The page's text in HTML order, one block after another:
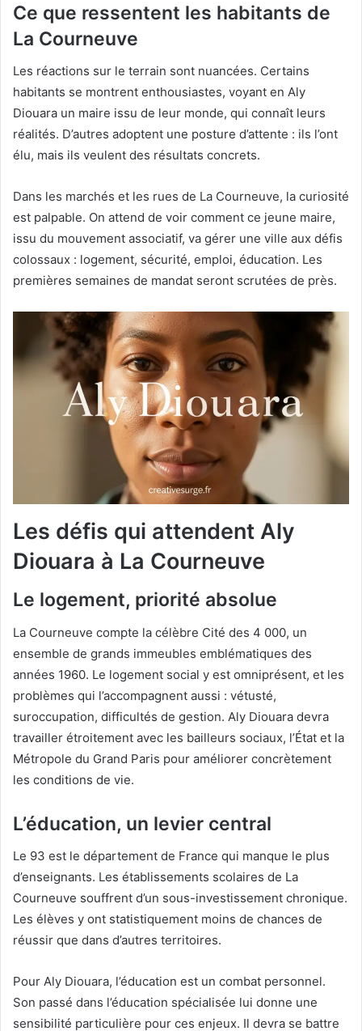
Ce que ressentent les habitants de
La Courneuve
Les réactions sur le terrain sont nuancées. Certains
habitants se montrent enthousiastes, voyant en Aly
Diouara un maire issu de leur monde, qui connaît leurs
réalités. D’autres adoptent une posture d’attente : ils l’ont
élu, mais ils veulent des résultats concrets.
Dans les marchés et les rues de La Courneuve, la curiosité
est palpable. On attend de voir comment ce jeune maire,
issu du mouvement associatif, va gérer une ville aux défis
colossaux : logement, sécurité, emploi, éducation. Les
premières semaines de mandat seront scrutées de près.
Les défis qui attendent Aly
Diouara à La Courneuve
Le logement, priorité absolue
La Courneuve compte la célèbre Cité des 4 000, un
ensemble de grands immeubles emblématiques des
années 1960. Le logement social y est omniprésent, et les
problèmes qui l’accompagnent aussi : vétusté,
suroccupation, difficultés de gestion. Aly Diouara devra
travailler étroitement avec les bailleurs sociaux, l’État et la
Métropole du Grand Paris pour améliorer concrètement
les conditions de vie.
L’éducation, un levier central
Le 93 est le département de France qui manque le plus
d’enseignants. Les établissements scolaires de La
Courneuve souffrent d’un sous-investissement chronique.
Les élèves y ont statistiquement moins de chances de
réussir que dans d’autres territoires.
Pour Aly Diouara, l’éducation est un combat personnel.
Son passé dans l’éducation spécialisée lui donne une
sensibilité particulière pour ces enjeux. Il devra se battre